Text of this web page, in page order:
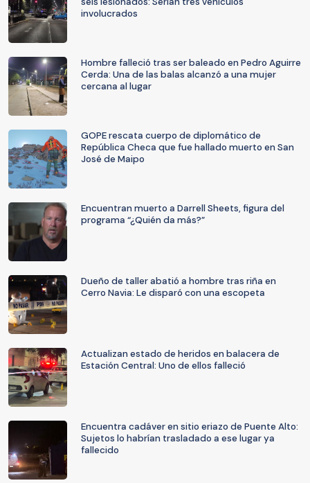
involucrados
Hombre falleció tras ser baleado en Pedro Aguirre
Cerda: Una de las balas alcanzó a una mujer
cercana al lugar
GOPE rescata cuerpo de diplomático de
República Checa que fue hallado muerto en San
José de Maipo
Encuentran muerto a Darrell Sheets, figura del
programa “¿Quién da más?”
Dueño de taller abatió a hombre tras riña en
Cerro Navia: Le disparó con una escopeta
Actualizan estado de heridos en balacera de
Estación Central: Uno de ellos falleció
Encuentra cadáver en sitio eriazo de Puente Alto:
Sujetos lo habrían trasladado a ese lugar ya
fallecido